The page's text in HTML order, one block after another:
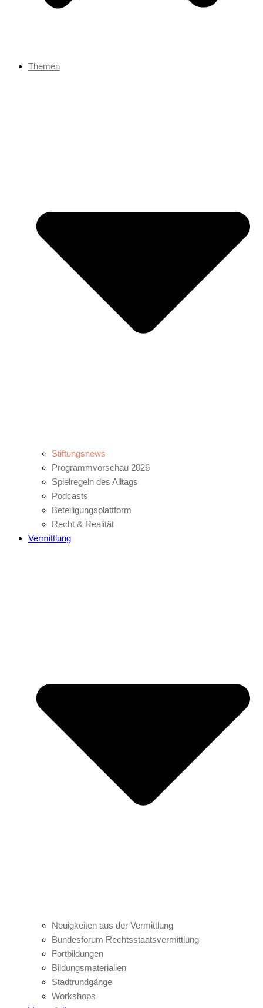
Themen
Stiftungsnews
Programmvorschau 2026
Spielregeln des Alltags
Podcasts
Beteiligungsplattform
Recht & Realität
Vermittlung
Neuigkeiten aus der Vermittlung
Bundesforum Rechtsstaatsvermittlung
Fortbildungen
Bildungsmaterialien
Stadtrundgänge
Workshops